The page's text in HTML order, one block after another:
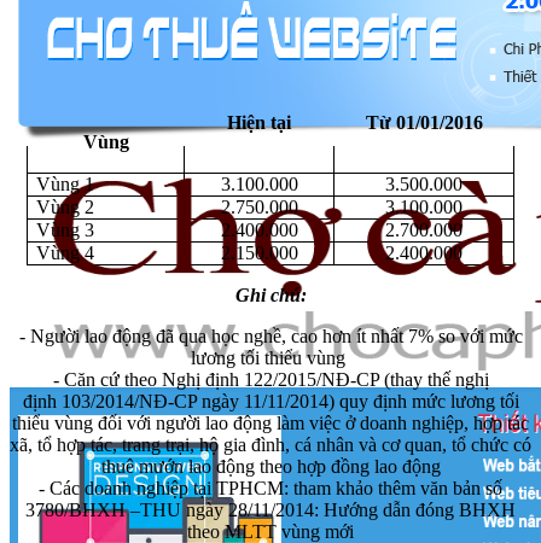
Vùng
Hiện tại Từ 01/01/2016
Vùng 1 3.100.000
3.500.000
Vùng 2
2.750.000
3.100.000
Vùng 3
2.400.000
2.700.000
Vùng 4
2.150.000 2.400.000
Ghi chú:
- Người lao động đã qua học nghề, cao hơn ít nhất 7% so với mức
lương tối thiểu vùng
- Căn cứ theo Nghị định 122/2015/NĐ-CP (thay thế nghị
định 103/2014/NĐ-CP ngày 11/11/2014) quy định mức lương tối
thiểu vùng đối với người lao động làm việc ở doanh nghiệp, hợp tác
xã, tổ hợp tác, trang trại, hộ gia đình, cá nhân và cơ quan, tổ chức có
thuê mướn lao động theo hợp đồng lao động
- Các doanh nghiệp tại TPHCM: tham khảo thêm văn bản số
3780/BHXH –THU ngày 28/11/2014: Hướng dẫn đóng BHXH
theo MLTT vùng mới